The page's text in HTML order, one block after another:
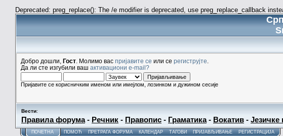
Deprecated: preg_replace(): The /e modifier is deprecated, use preg_replace_callback
Добро дошли, Гост . Молимо вас пријавите се или се региструјте
Да ли сте изгубили ваш активациони e-mail?
Пријавите се корисничким именом или имејлом, лозинком и дужином сесије
Вести:
Правила форума- Речник - Правопис - Граматика- Вокатив - Језичке
ПОЧЕТНА ПОМОЋ ПРЕТРАГА ФОРУМА КАЛЕНДАР ТАГОВИ ПРИЈАВЉИВАЊЕ РЕГИСТРАЦИЈА